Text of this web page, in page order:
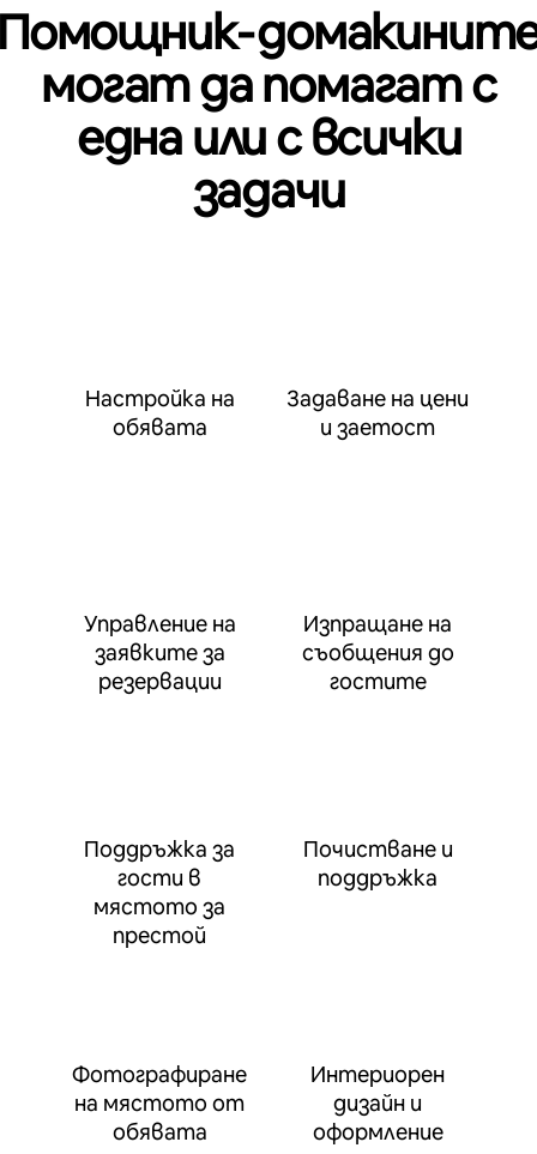
могат да помагат с
една или с всички
задачи
Настройка на
обявата
Задаване на цени
и заетост
Управление на
заявките за
резервации
Изпращане на
съобщения до
гостите
Поддръжка за
гости в
мястото за
престой
Почистване и
поддръжка
Фотографиране
на мястото от
обявата
Интериорен
дизайн и
оформление